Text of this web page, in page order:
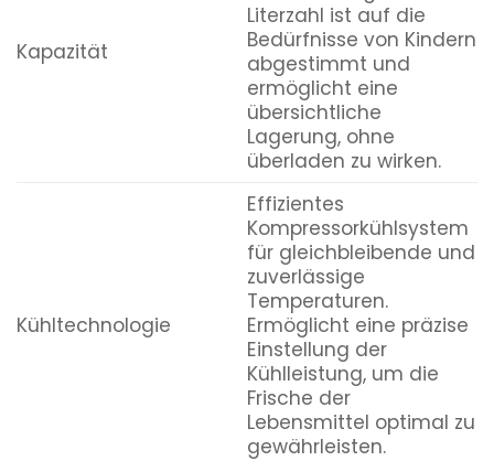
Kapazität
Literzahl ist auf die
Bedürfnisse von Kindern
abgestimmt und
ermöglicht eine
übersichtliche
Lagerung, ohne
überladen zu wirken.
Kühltechnologie
Effizientes
Kompressorkühlsystem
für gleichbleibende und
zuverlässige
Temperaturen.
Ermöglicht eine präzise
Einstellung der
Kühlleistung, um die
Frische der
Lebensmittel optimal zu
gewährleisten.